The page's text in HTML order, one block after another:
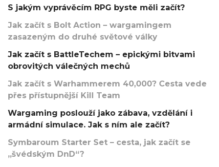
S jakým vyprávěcím RPG byste měli začít?
Jak začít s Bolt Action – wargamingem
zasazeným do druhé světové války
Jak začít s BattleTechem – epickými bitvami
obrovitých válečných mechů
Jak začít s Warhammerem 40,000? Cesta vede
přes přístupnější Kill Team
Wargaming poslouží jako zábava, vzdělání i
armádní simulace. Jak s ním ale začít?
Symbaroum Starter Set – cesta, jak začít se
„švédským DnD“?